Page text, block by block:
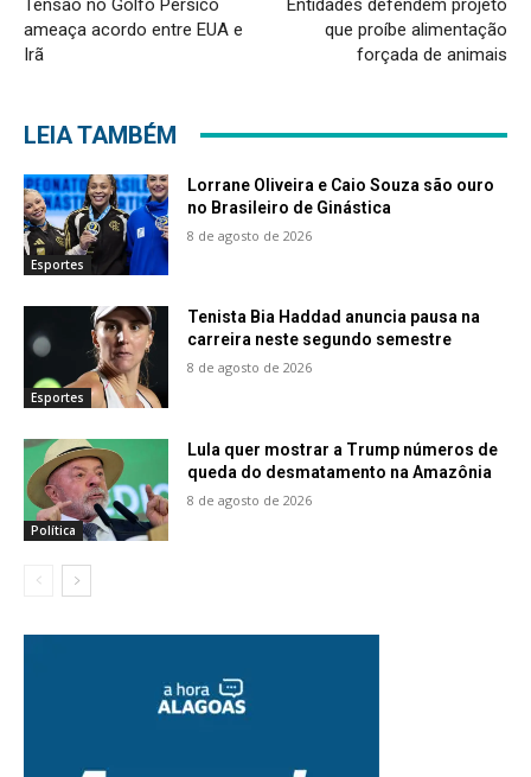
ameaça acordo entre EUA e
Irã
que proíbe alimentação
forçada de animais
LEIA TAMBÉM
Esportes
Lorrane Oliveira e Caio Souza são ouro
no Brasileiro de Ginástica
8 de agosto de 2026
Esportes
Tenista Bia Haddad anuncia pausa na
carreira neste segundo semestre
8 de agosto de 2026
Política
Lula quer mostrar a Trump números de
queda do desmatamento na Amazônia
8 de agosto de 2026